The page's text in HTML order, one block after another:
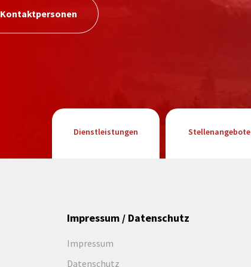
Kontaktpersonen
Dienstleistungen Stellenangebote
Impressum / Datenschutz
Impressum
Datenschutz